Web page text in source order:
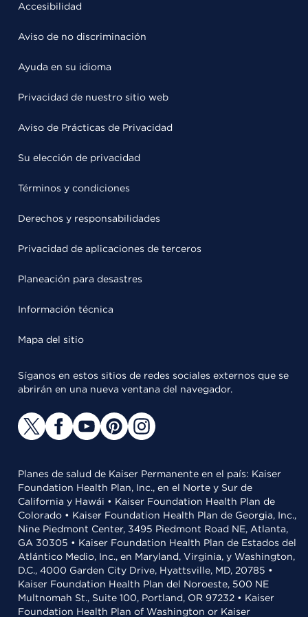
Accesibilidad
Aviso de no discriminación
Ayuda en su idioma
Privacidad de nuestro sitio web
Aviso de Prácticas de Privacidad
Su elección de privacidad
Términos y condiciones
Derechos y responsabilidades
Privacidad de aplicaciones de terceros
Planeación para desastres
Información técnica
Mapa del sitio
Síganos en estos sitios de redes sociales externos que se
abrirán en una nueva ventana del navegador.
Planes de salud de Kaiser Permanente en el país: Kaiser
Foundation Health Plan, Inc., en el Norte y Sur de
California y Hawái • Kaiser Foundation Health Plan de
Colorado • Kaiser Foundation Health Plan de Georgia, Inc.,
Nine Piedmont Center, 3495 Piedmont Road NE, Atlanta,
GA 30305 • Kaiser Foundation Health Plan de Estados del
Atlántico Medio, Inc., en Maryland, Virginia, y Washington,
D.C., 4000 Garden City Drive, Hyattsville, MD, 20785 •
Kaiser Foundation Health Plan del Noroeste, 500 NE
Multnomah St., Suite 100, Portland, OR 97232 • Kaiser
Foundation Health Plan of Washington or Kaiser